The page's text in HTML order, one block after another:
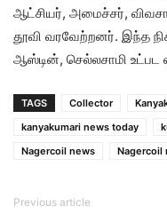
ஆட்சியர், அமைச்சர்,
தூவி வரவேற்றனர். இந்த
ஆஸ்டின், செல்லசாமி
TAGS Collector
kanyakumari news today
Nagercoil news
Nagercoil
Previous article